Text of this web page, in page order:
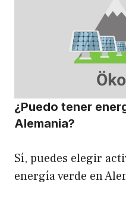
¿Puedo tener
Alemania?
Sí, puedes elegir
energía verde en